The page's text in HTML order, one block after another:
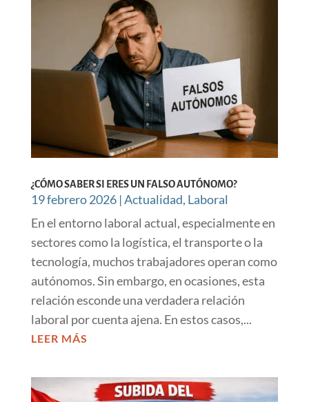
¿CÓMO SABER SI ERES UN FALSO AUTÓNOMO?
19 febrero 2026|Actualidad, Laboral
En el entorno laboral actual, especialmente en
sectores como la logística, el transporte o la
tecnología, muchos trabajadores operan como
autónomos. Sin embargo, en ocasiones, esta
relación esconde una verdadera relación
laboral por cuenta ajena. En estos casos,...
LEER MÁS